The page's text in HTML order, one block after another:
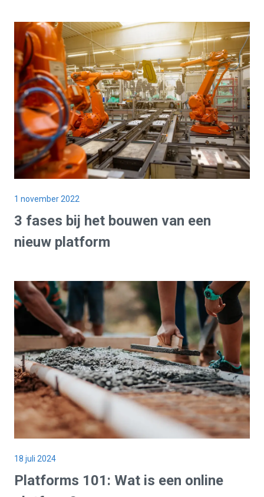
1 november 2022
3 fases bij het bouwen van een
nieuw platform
18 juli 2024
Platforms 101: Wat is een online